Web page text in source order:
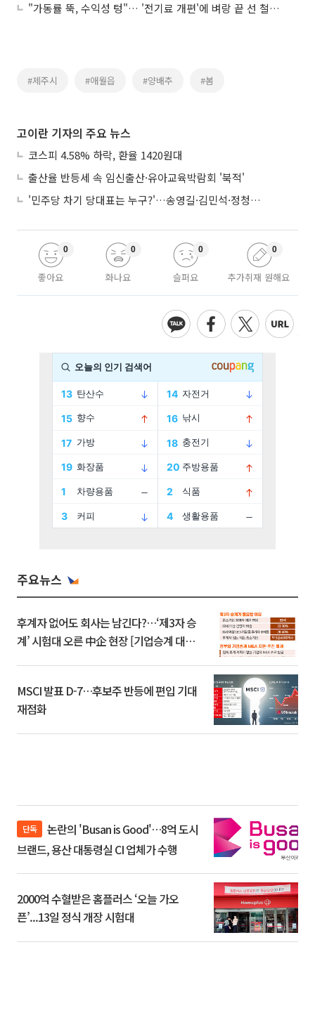
"가동률 뚝, 수익성 텅"… '전기료 개편'에 벼랑 끝 선 철강사들
#제주시 #애월읍 #양배추 #봄
고이란 기자의 주요 뉴스
코스피 4.58% 하락, 환율 1420원대
출산율 반등세 속 임신출산·유아교육박람회 '북적'
'민주당 차기 당대표는 누구?'…송영길·김민석·정청래 토론회
좋아요
0
화나요
0
슬퍼요
0
추가취재 원해요
0
주요뉴스
후계자 없어도 회사는 남긴다?…‘제3자 승
계’ 시험대 오른 中企 현장 [기업승계 대전
MSCI 발표 D-7…후보주 반등에 편입 기대
재점화
단독
브랜드, 용산 대통령실 CI 업체가 수행
2000억 수혈받은 홈플러스 ‘오늘 가오
픈’...13일 정식 개장 시험대